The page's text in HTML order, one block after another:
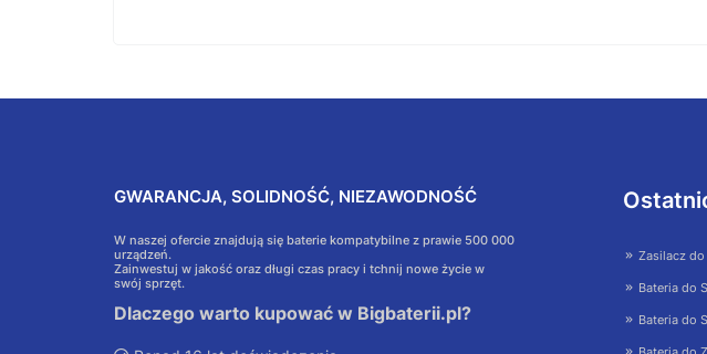
GWARANCJA, SOLIDNOŚĆ, NIEZAWODNOŚĆ
W naszej ofercie znajdują się baterie kompatybilne z prawie 500 000
urządzeń.
Zainwestuj w jakość oraz długi czas pracy i tchnij nowe życie w
swój sprzęt.
Dlaczego warto kupować w Bigbaterii.pl?
Zasilacz do
Bateria do
Bateria do